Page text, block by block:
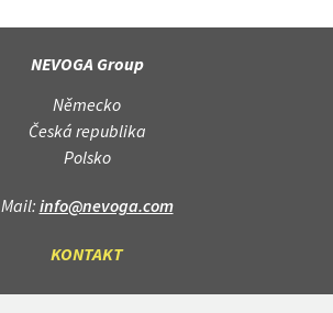
NEVOGA Group
Německo
Česká republika
Polsko
Mail:info@nevoga.com
KONTAKT